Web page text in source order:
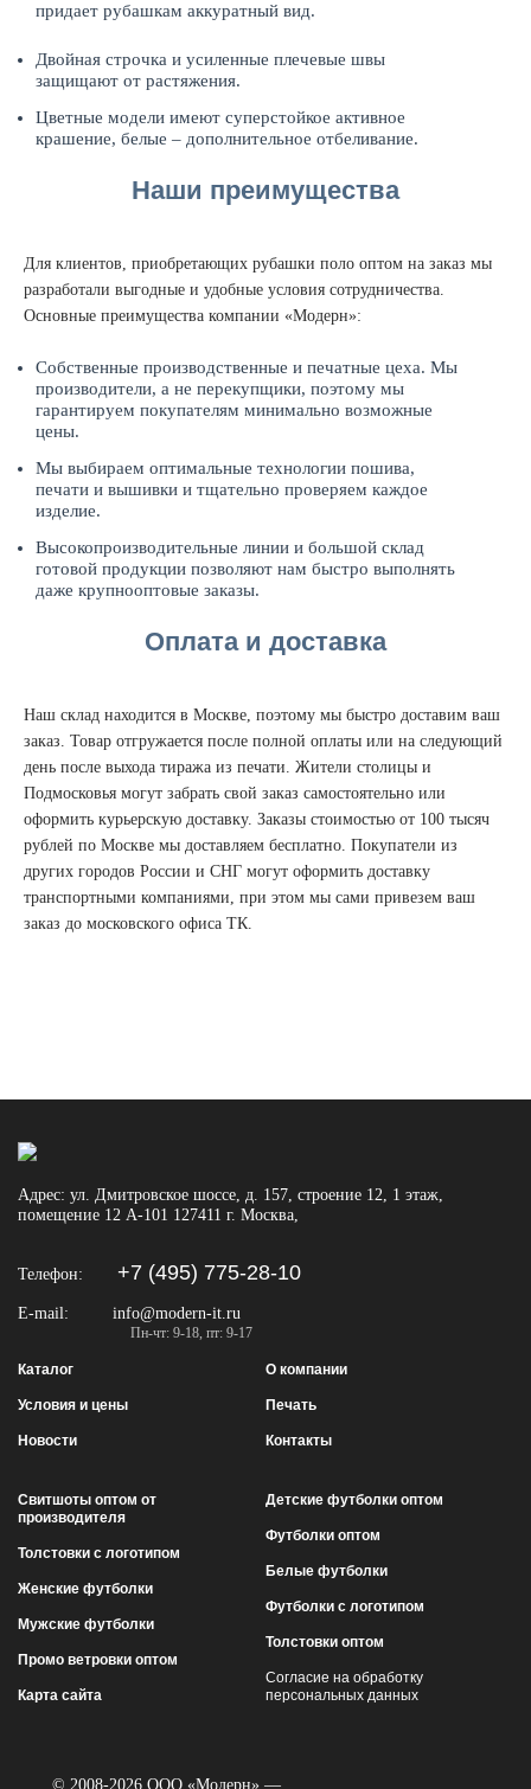
придает рубашкам аккуратный вид.
Двойная строчка и усиленные плечевые швы
защищают от растяжения.
Цветные модели имеют суперстойкое активное
крашение, белые – дополнительное отбеливание.
Наши преимущества
Для клиентов, приобретающих рубашки поло оптом на заказ мы
разработали выгодные и удобные условия сотрудничества.
Основные преимущества компании «Модерн»:
Собственные производственные и печатные цеха. Мы
производители, а не перекупщики, поэтому мы
гарантируем покупателям минимально возможные
цены.
Мы выбираем оптимальные технологии пошива,
печати и вышивки и тщательно проверяем каждое
изделие.
Высокопроизводительные линии и большой склад
готовой продукции позволяют нам быстро выполнять
даже крупнооптовые заказы.
Оплата и доставка
Наш склад находится в Москве, поэтому мы быстро доставим ваш
заказ. Товар отгружается после полной оплаты или на следующий
день после выхода тиража из печати. Жители столицы и
Подмосковья могут забрать свой заказ самостоятельно или
оформить курьерскую доставку. Заказы стоимостью от 100 тысяч
рублей по Москве мы доставляем бесплатно. Покупатели из
других городов России и СНГ могут оформить доставку
транспортными компаниями, при этом мы сами привезем ваш
заказ до московского офиса ТК.
Адрес: ул. Дмитровское шоссе, д. 157, строение 12, 1 этаж,
помещение 12 А-101 127411 г. Москва,
Телефон: +7 (495) 775-28-10
E-mail: info@modern-it.ru
Пн-чт: 9-18, пт: 9-17
Каталог О компании
Условия и цены Печать
Новости Контакты
Свитшоты оптом от
производителя
Толстовки с логотипом
Женские футболки
Мужские футболки
Промо ветровки оптом
Карта сайта
Детские футболки оптом
Футболки оптом
Белые футболки
Футболки с логотипом
Толстовки оптом
Согласие на обработку
персональных данных
© 2008-2026 ООО «Модерн» —